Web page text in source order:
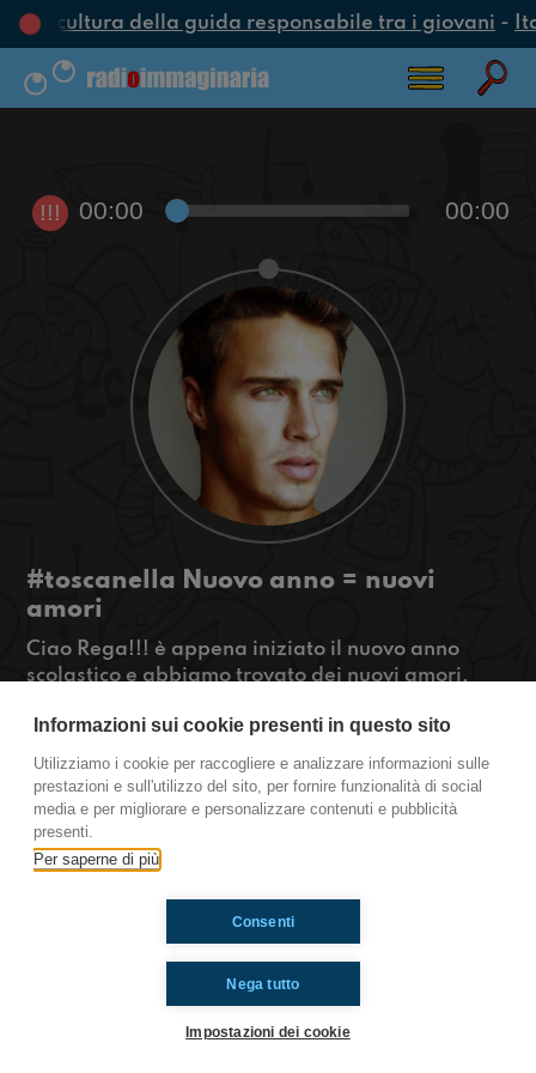
cultura della guida responsabile tra i giovani-
!!! 00:00 00:00
#toscanella Nuovo anno = nuovi
amori
Ciao Rega!!! è appena iniziato il nuovo anno
scolastico e abbiamo trovato dei nuovi amori,
nella nostra situazione, raccontateceli ma
soprattutto.... ascoltateci!!!!!
#OkkinSu www.radioimmaginaria.it
Toscanella
Ti è piaciuto? Condividilo!
Informazioni sui cookie presenti in questo sito
Utilizziamo i cookie per raccogliere e analizzare informazioni sulle
prestazioni e sull'utilizzo del sito, per fornire funzionalità di social
media e per migliorare e personalizzare contenuti e pubblicità
presenti.
Per saperne di più
Nega tutto
Consenti
Impostazioni dei cookie